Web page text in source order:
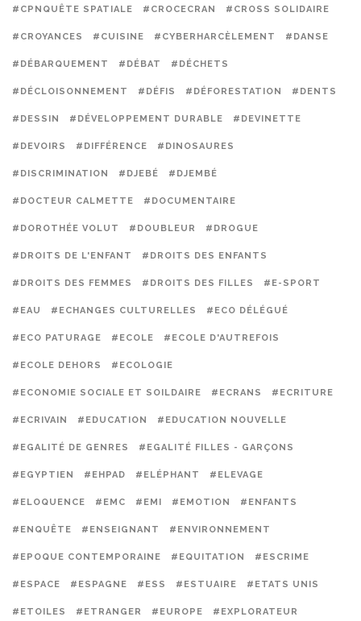
#CPNQUÊTE SPATIALE #CROCECRAN #CROSS SOLIDAIRE
#CROYANCES #CUISINE #CYBERHARCÈLEMENT #DANSE
#DÉBARQUEMENT #DÉBAT #DÉCHETS
#DÉCLOISONNEMENT #DÉFIS #DÉFORESTATION #DENTS
#DESSIN #DÉVELOPPEMENT DURABLE #DEVINETTE
#DEVOIRS #DIFFÉRENCE #DINOSAURES
#DISCRIMINATION #DJEBÉ #DJEMBÉ
#DOCTEUR CALMETTE #DOCUMENTAIRE
#DOROTHÉE VOLUT #DOUBLEUR #DROGUE
#DROITS DE L'ENFANT #DROITS DES ENFANTS
#DROITS DES FEMMES #DROITS DES FILLES #E-SPORT
#EAU #ECHANGES CULTURELLES #ECO DÉLÉGUÉ
#ECO PATURAGE #ECOLE #ECOLE D'AUTREFOIS
#ECOLE DEHORS #ECOLOGIE
#ECONOMIE SOCIALE ET SOILDAIRE #ECRANS #ECRITURE
#ECRIVAIN #EDUCATION #EDUCATION NOUVELLE
#EGALITÉ DE GENRES #EGALITÉ FILLES - GARÇONS
#EGYPTIEN #EHPAD #ELÉPHANT #ELEVAGE
#ELOQUENCE #EMC #EMI #EMOTION #ENFANTS
#ENQUÊTE #ENSEIGNANT #ENVIRONNEMENT
#EPOQUE CONTEMPORAINE #EQUITATION #ESCRIME
#ESPACE #ESPAGNE #ESS #ESTUAIRE #ETATS UNIS
#ETOILES #ETRANGER #EUROPE #EXPLORATEUR